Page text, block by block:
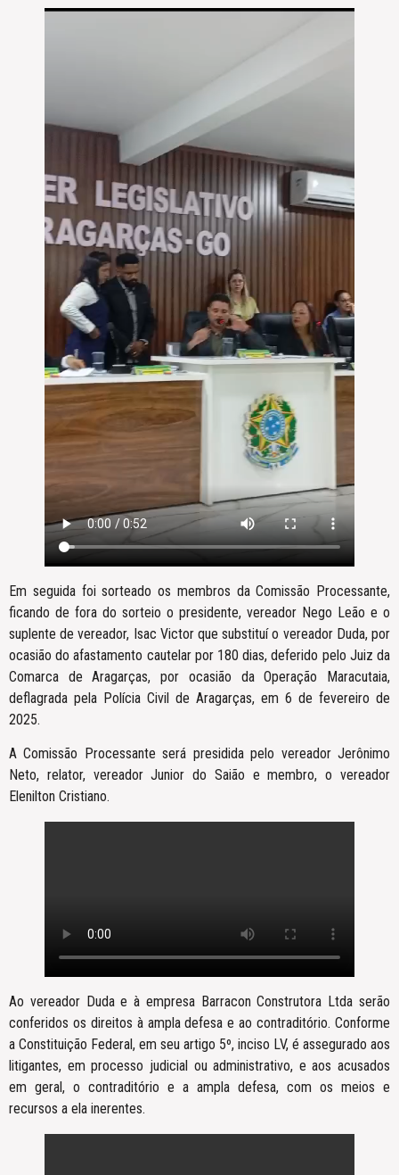
Em seguida foi sorteado os membros da Comissão Processante,
ficando de fora do sorteio o presidente, vereador Nego Leão e o
suplente de vereador, Isac Victor que substituí o vereador Duda, por
ocasião do afastamento cautelar por 180 dias, deferido pelo Juiz da
Comarca de Aragarças, por ocasião da Operação Maracutaia,
deflagrada pela Polícia Civil de Aragarças, em 6 de fevereiro de
2025.
A Comissão Processante será presidida pelo vereador Jerônimo
Neto, relator, vereador Junior do Saião e membro, o vereador
Elenilton Cristiano.
Ao vereador Duda e à empresa Barracon Construtora Ltda serão
conferidos os direitos à ampla defesa e ao contraditório. Conforme
a Constituição Federal, em seu artigo 5º, inciso LV, é assegurado aos
litigantes, em processo judicial ou administrativo, e aos acusados
em geral, o contraditório e a ampla defesa, com os meios e
recursos a ela inerentes.